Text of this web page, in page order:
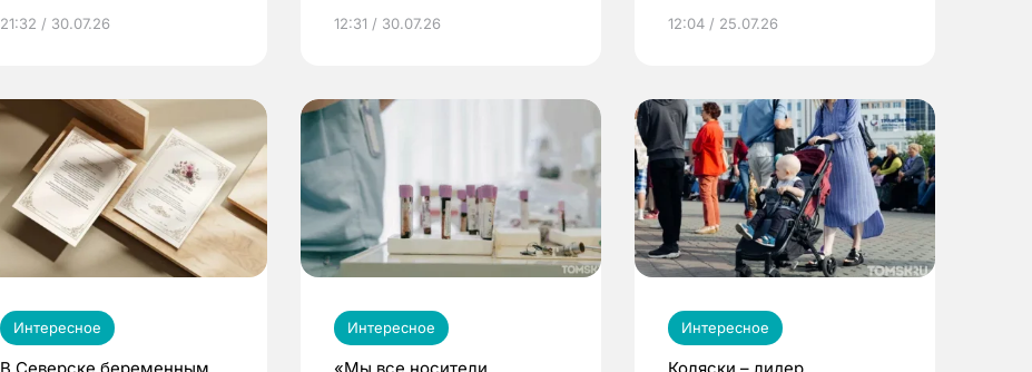
21:32 / 30.07.26 12:31 / 30.07.26 12:04 / 25.07.26
Интересное Интересное Интересное